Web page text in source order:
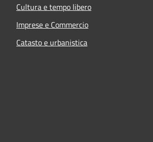
Cultura e tempo libero
Imprese e Commercio
Catasto e urbanistica